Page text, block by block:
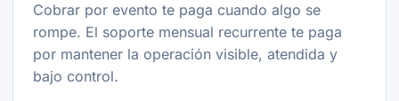
Cobrar por evento te paga cuando algo se
rompe. El soporte mensual recurrente te paga
por mantener la operación visible, atendida y
bajo control.